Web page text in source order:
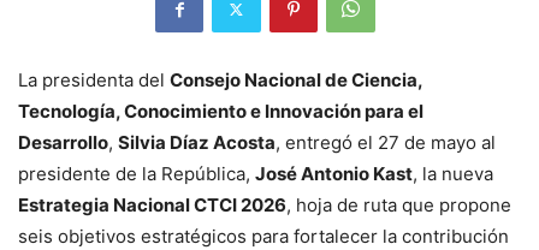
La presidenta del Consejo Nacional de Ciencia,
Tecnología, Conocimiento e Innovación para el
Desarrollo, Silvia Díaz Acosta, entregó el 27 de mayo al
presidente de la República, José Antonio Kast, la nueva
Estrategia Nacional CTCI 2026, hoja de ruta que propone
seis objetivos estratégicos para fortalecer la contribución